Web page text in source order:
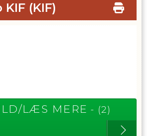
KIF (KIF)
LÆS MERE - (2)